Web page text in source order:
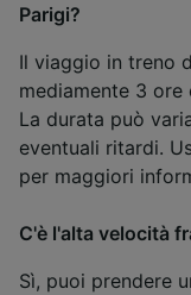
Parigi?
Il viaggio in treno
mediamente 3
La durata può
eventuali ritardi.
per maggiori
C'è l'alta velocità
Sì, puoi prendere